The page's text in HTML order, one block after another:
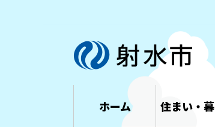
ホーム 住まい・